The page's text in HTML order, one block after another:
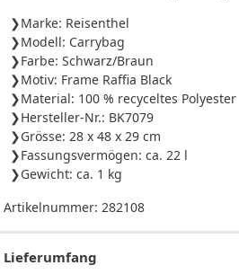
Marke: Reisenthel
Modell: Carrybag
Farbe: Schwarz/Braun
Motiv: Frame Raffia Black
Material: 100 % recyceltes Polyester
Hersteller-Nr.: BK7079
Grösse: 28 x 48 x 29 cm
Fassungsvermögen: ca. 22 l
Gewicht: ca. 1 kg
Artikelnummer: 282108
Lieferumfang